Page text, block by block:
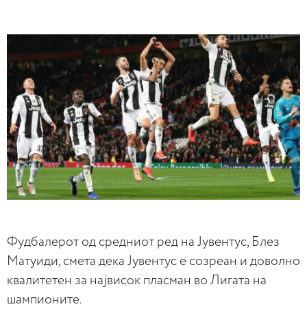
Фудбалерот од средниот ред на Јувентус, Блез
Матуиди, смета дека Јувентус е созреан и доволно
квалитетен за највисок пласман во Лигата на
шампионите.